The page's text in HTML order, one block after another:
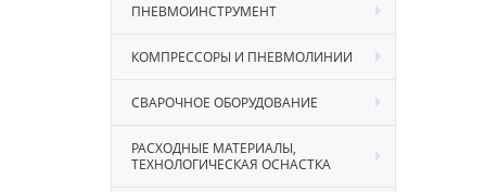
ПНЕВМОИНСТРУМЕНТ
КОМПРЕССОРЫ И ПНЕВМОЛИНИИ
СВАРОЧНОЕ ОБОРУДОВАНИЕ
РАСХОДНЫЕ МАТЕРИАЛЫ,
ТЕХНОЛОГИЧЕСКАЯ ОСНАСТКА